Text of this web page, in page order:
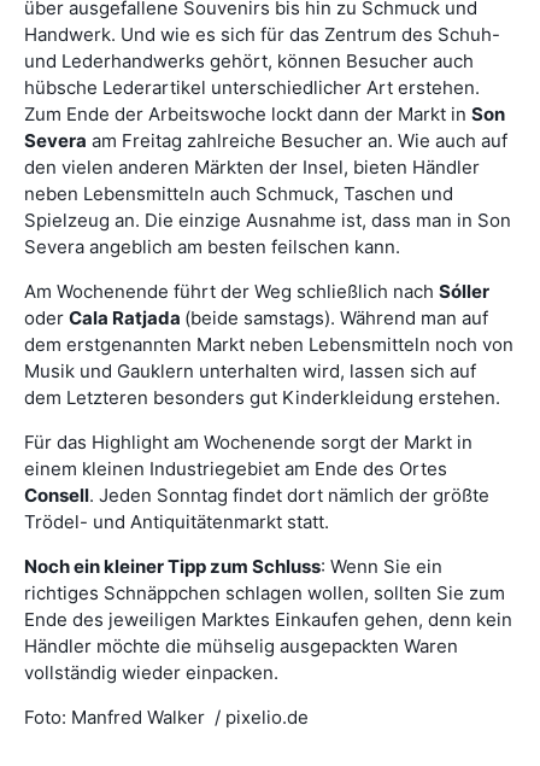
über ausgefallene Souvenirs bis hin zu Schmuck und
Handwerk. Und wie es sich für das Zentrum des Schuh-
und Lederhandwerks gehört, können Besucher auch
hübsche Lederartikel unterschiedlicher Art erstehen.
Zum Ende der Arbeitswoche lockt dann der Markt in Son
Severa am Freitag zahlreiche Besucher an. Wie auch auf
den vielen anderen Märkten der Insel, bieten Händler
neben Lebensmitteln auch Schmuck, Taschen und
Spielzeug an. Die einzige Ausnahme ist, dass man in Son
Severa angeblich am besten feilschen kann.
Am Wochenende führt der Weg schließlich nach Sóller
oder Cala Ratjada (beide samstags). Während man auf
dem erstgenannten Markt neben Lebensmitteln noch von
Musik und Gauklern unterhalten wird, lassen sich auf
dem Letzteren besonders gut Kinderkleidung erstehen.
Für das Highlight am Wochenende sorgt der Markt in
einem kleinen Industriegebiet am Ende des Ortes
Consell. Jeden Sonntag findet dort nämlich der größte
Trödel- und Antiquitätenmarkt statt.
Noch ein kleiner Tipp zum Schluss: Wenn Sie ein
richtiges Schnäppchen schlagen wollen, sollten Sie zum
Ende des jeweiligen Marktes Einkaufen gehen, denn kein
Händler möchte die mühselig ausgepackten Waren
vollständig wieder einpacken.
Foto: Manfred Walker / pixelio.de